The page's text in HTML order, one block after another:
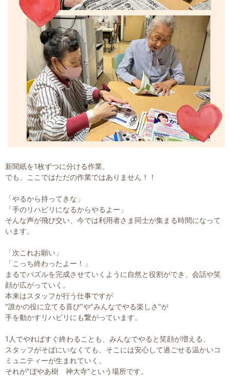
新聞紙を1枚ずつに分ける作業。
でも、ここではただの作業ではありません！！
「やるから持ってきな」
「手のリハビリになるからやるよー」
そんな声が飛び交い、今では利用者さま同士が集まる時間になって
います。
「次これお願い」
「こっち終わったよー！」
まるでパズルを完成させていくように自然と役割ができ、会話や笑
顔が広がっていく。
本来はスタッフが行う仕事ですが
"誰かの役に立てる喜び"や"みんなでやる楽しさ"が
手を動かすリハビリにも繋がっています。
1人でやればすぐ終わることも、みんなでやると笑顔が増える。
スタッフがそばにいなくても、そこには安心して過ごせる温かいコ
ミュニティーが生まれていく。
それが"ぼやあ樹 神大寺"という場所です。